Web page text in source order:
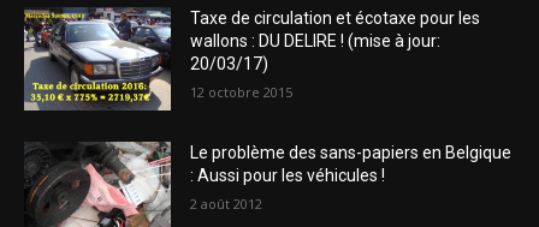
Taxe de circulation et écotaxe pour les
wallons : DU DELIRE ! (mise à jour:
20/03/17)
12 octobre 2015
Le problème des sans-papiers en Belgique
: Aussi pour les véhicules !
2 août 2012